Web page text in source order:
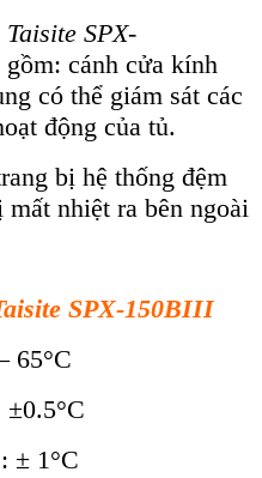
SPX-
cánh cửa kính
có thể giám sát các
động của tủ.
bị hệ thống đệm
nhiệt ra bên ngoài
SPX-150BIII
65°C
± 1°C